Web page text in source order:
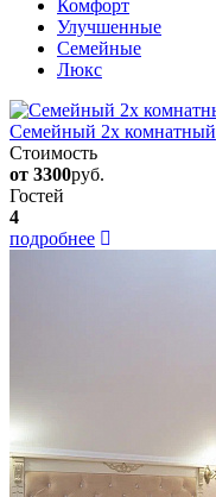
Комфорт
Улучшенные
Семейные
Люкс
Семейный 2х комнатный
Стоимость
от 3300руб.
Гостей
4
подробнее